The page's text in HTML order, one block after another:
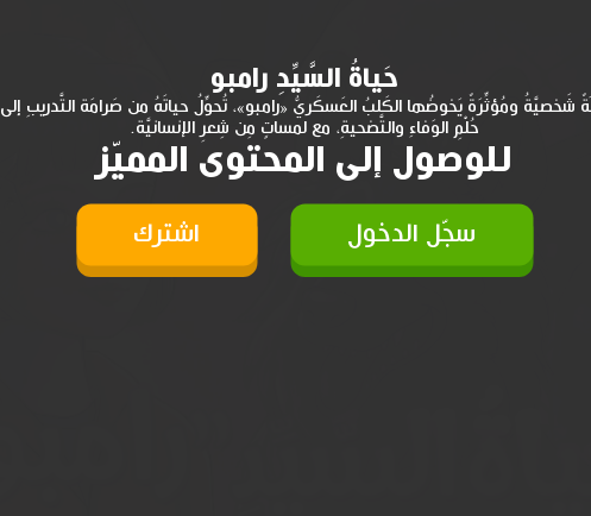
حَياةُ السَّيِّدِ رامبو
شَخصيَّةُ ومُؤثِّرَةٌ يَخوضُها الكَلبُ العَسكَريُّ «رامبو»، تُحوِّلُ حياتَهُ من صَرامَة التَّدريبِ إلى
حُلْمِ الوَفاءِ والتَّضحيةِ، مع لمساتٍ مِن شِعرِ الإنسانيَّة.
للوصول إلى المحتوى المميّز
سجّل الدخول اشترك